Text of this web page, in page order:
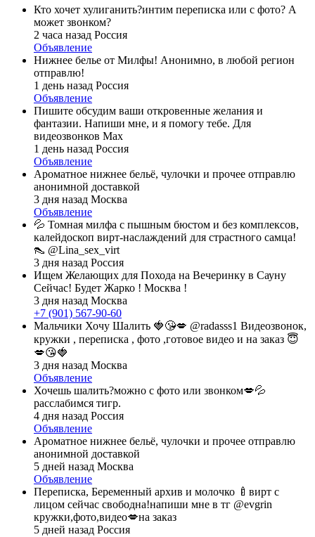
Кто хочет хулиганить?интим переписка или с фото? А
может звонком?
2 часа назад Россия
Объявление
Нижнее белье от Милфы! Анонимно, в любой регион
отправлю!
1 день назад Россия
Объявление
Пишите обсудим ваши откровенные желания и
фантазии. Напиши мне, и я помогу тебе. Для
видеозвонков Max
1 день назад Россия
Объявление
Ароматное нижнее бельё, чулочки и прочее отправлю
анонимной доставкой
3 дня назад Москва
Объявление
💦 Томная милфа с пышным бюстом и без комплексов,
калейдоскоп вирт-наслаждений для страстного самца!
👠 @Lina_sex_virt
3 дня назад Россия
Ищем Желающих для Похода на Вечеринку в Сауну
Сейчас! Будет Жарко ! Москва !
3 дня назад Москва
+7 (901) 567-90-60
Мальчики Хочу Шалить 🍓😘💋 @radasss1 Видеозвонок,
кружки , переписка , фото ,готовое видео и на заказ 😇
💋😘🍓
3 дня назад Москва
Объявление
Хочешь шалить?можно с фото или звонком💋💦
расслабимся тигр.
4 дня назад Россия
Объявление
Ароматное нижнее бельё, чулочки и прочее отправлю
анонимной доставкой
5 дней назад Москва
Объявление
Переписка, Беременный архив и молочко 🍼вирт с
лицом сейчас свободна!напиши мне в тг @evgrin
кружки,фото,видео💋на заказ
5 дней назад Россия